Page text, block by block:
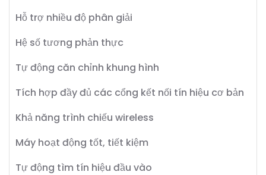
Hỗ trợ nhiều độ phân giải
Hệ số tương phản thực
Tự động căn chỉnh khung hình
Tích hợp đầy đủ các cổng kết nối tín hiệu cơ bản
Khả năng trình chiếu wireless
Máy hoạt động tốt, tiết kiệm
Tự động tìm tín hiệu đầu vào